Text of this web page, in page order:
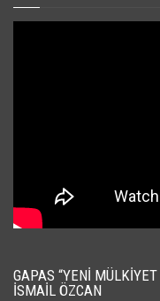
GAPAS “YENI
İSMAIL ÖZCAN